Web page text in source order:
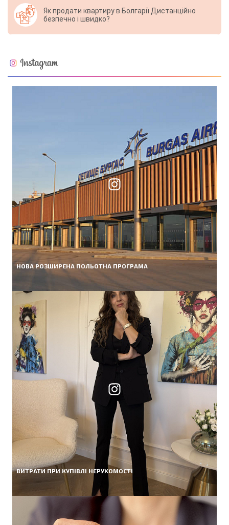
Як продати квартиру в Болгарії Дистанційно
безпечно і швидко?
НОВА РОЗШИРЕНА ПОЛЬОТНА ПРОГРАМА
ВИТРАТИ ПРИ КУПІВЛІ НЕРУХОМОСТІ